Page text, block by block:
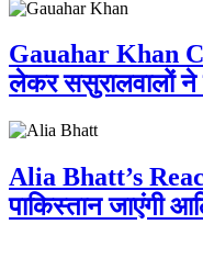
Gauahar Khan
लेकर ससुरालवालों
Alia Bhatt’s
पाकिस्तान जाएंगी